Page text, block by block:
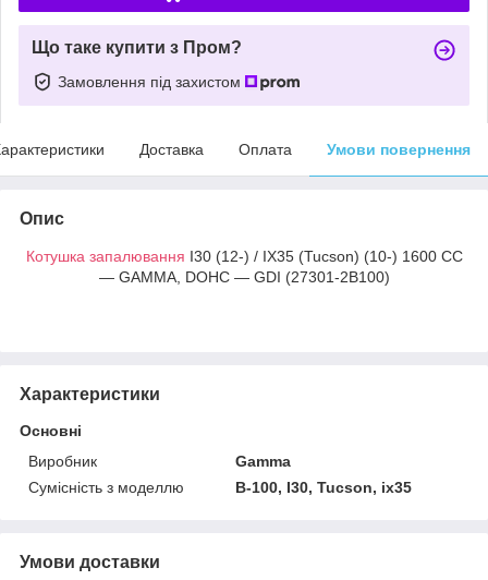
Що таке купити з Пром?
Замовлення під захистом
Доставка Оплата Умови повернення
Опис
Котушка запалювання I30 (12-) / IX35 (Tucson) (10-) 1600 CC
— GAMMA, DOHC — GDI (27301-2B100)
Характеристики
Основні
Виробник
Gamma
Сумісність з моделлю
B-100, I30, Tucson, ix35
Умови доставки